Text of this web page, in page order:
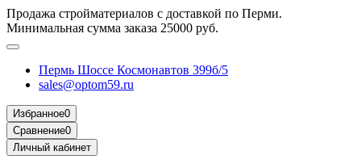
Продажа стройматериалов с доставкой по Перми.
Минимальная сумма заказа 25000 руб.
Пермь Шоссе Космонавтов 399б/5
sales@optom59.ru
Избранное0
Сравнение0
Личный кабинет